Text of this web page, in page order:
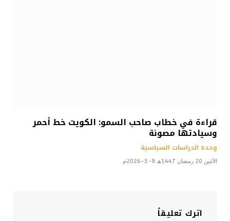
قراءة في خطاب صاحب السمو: الكويت خط أحمر
وسيادتها مصونة
وحدة الدراسات السياسية
الأثنين 20 رمضان 1447هـ 9-3-2026م
اترك تعليقاً